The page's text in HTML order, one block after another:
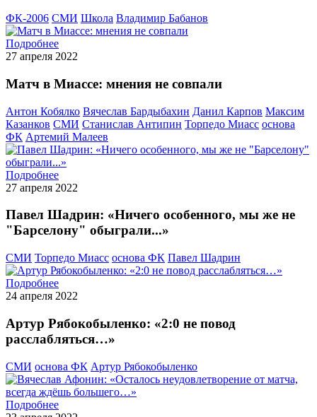
ФК-2006 СМИ Школа Владимир Бабанов
Подробнее
27 апреля 2022
Матч в Миассе: мнения не совпали
Антон Кобялко Вячеслав Бардыбахин Данил Карпов Максим
Казанков СМИ Станислав Антипин Торпедо Миасс основа
ФК Артемий Малеев
Подробнее
27 апреля 2022
Павел Шадрин: «Ничего особенного, мы же не
"Барселону" обыграли...»
СМИ Торпедо Миасс основа ФК Павел Шадрин
Подробнее
24 апреля 2022
Артур Рябокобыленко: «2:0 не повод
расслабляться…»
СМИ основа ФК Артур Рябокобыленко
Подробнее